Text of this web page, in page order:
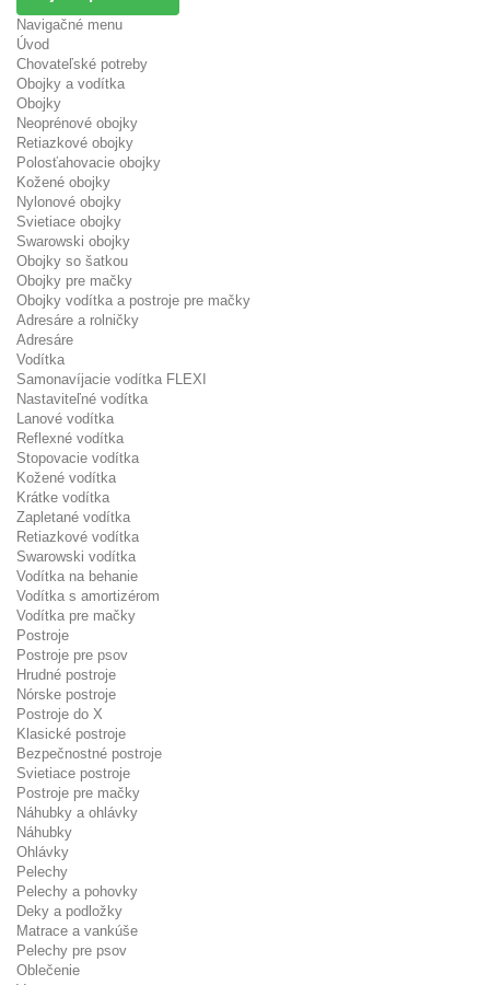
Navigačné menu
Úvod
Chovateľské potreby
Obojky a vodítka
Obojky
Neoprénové obojky
Retiazkové obojky
Polosťahovacie obojky
Kožené obojky
Nylonové obojky
Svietiace obojky
Swarowski obojky
Obojky so šatkou
Obojky pre mačky
Obojky vodítka a postroje pre mačky
Adresáre a rolničky
Adresáre
Vodítka
Samonavíjacie vodítka FLEXI
Nastaviteľné vodítka
Lanové vodítka
Reflexné vodítka
Stopovacie vodítka
Kožené vodítka
Krátke vodítka
Zapletané vodítka
Retiazkové vodítka
Swarowski vodítka
Vodítka na behanie
Vodítka s amortizérom
Vodítka pre mačky
Postroje
Postroje pre psov
Hrudné postroje
Nórske postroje
Postroje do X
Klasické postroje
Bezpečnostné postroje
Svietiace postroje
Postroje pre mačky
Náhubky a ohlávky
Náhubky
Ohlávky
Pelechy
Pelechy a pohovky
Deky a podložky
Matrace a vankúše
Pelechy pre psov
Oblečenie